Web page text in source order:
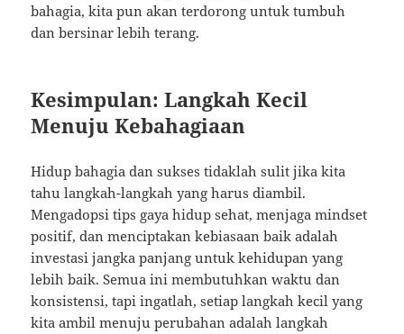
bahagia, kita pun akan terdorong untuk tumbuh
dan bersinar lebih terang.
Kesimpulan: Langkah Kecil
Menuju Kebahagiaan
Hidup bahagia dan sukses tidaklah sulit jika kita
tahu langkah-langkah yang harus diambil.
Mengadopsi tips gaya hidup sehat, menjaga mindset
positif, dan menciptakan kebiasaan baik adalah
investasi jangka panjang untuk kehidupan yang
lebih baik. Semua ini membutuhkan waktu dan
konsistensi, tapi ingatlah, setiap langkah kecil yang
kita ambil menuju perubahan adalah langkah